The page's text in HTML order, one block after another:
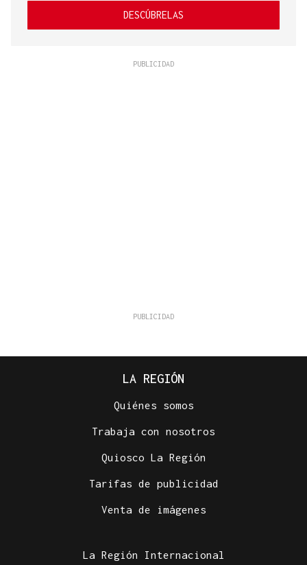
DESCÚBRELAS
LA REGIÓN
Quiénes somos
Trabaja con nosotros
Quiosco La Región
Tarifas de publicidad
Venta de imágenes
La Región Internacional